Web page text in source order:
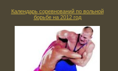
Календарь соревнований по вольной
борьбе на 2012 год